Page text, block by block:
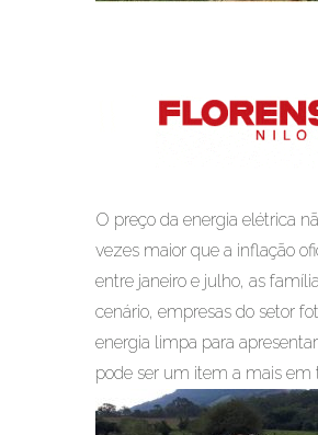
O preço da energia elétrica
vezes maior que a inflação
entre janeiro e julho, as
cenário, empresas do setor
energia limpa para
pode ser um item a mais